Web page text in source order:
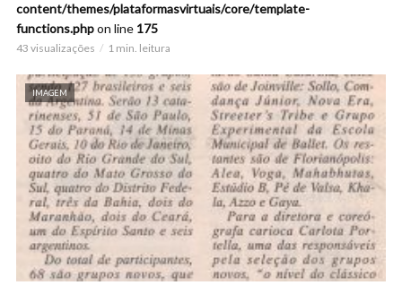
content/themes/plataformasvirtuais/core/template-
functions.phpon line 175
43 visualizações 1 min. leitura
IMAGEM